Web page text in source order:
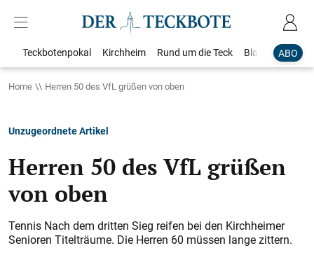
ABO
Teckbotenpokal Kirchheim Rund um die Teck Blaulicht
Home Herren 50 des VfL grüßen von oben
Unzugeordnete Artikel
Herren 50 des VfL grüßen
von oben
Tennis Nach dem dritten Sieg reifen bei den Kirchheimer
Senioren Titelträume. Die Herren 60 müssen lange zittern.